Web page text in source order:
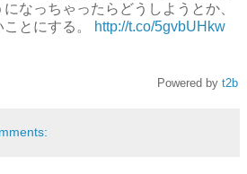
なっちゃったらどうしようとか、
とにする。
http://t.co/5gvbUHkw
Powered by t2b